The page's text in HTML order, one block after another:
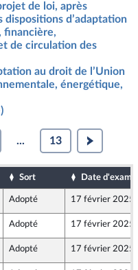
de loi, après
d’adaptation
financière,
de circulation des
au droit de l’Union
énergétique,
... 13
Sort Date d'examen
Adopté 17 février 2025
Adopté 17 février 2025
Adopté 17 février 2025